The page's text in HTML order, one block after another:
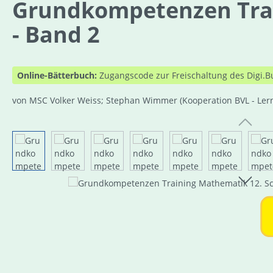
Grundkompetenzen
- Band 2
Online-Bätterbuch: Zugangscode zur Freischaltung des
von MSC Volker Weiss; Stephan Wimmer (Kooperation BVL -
Bildergalerie überspringen